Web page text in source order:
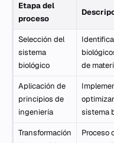
Etapa del
proceso
Selección del
sistema
biológico
de
Aplicación de
principios de
ingeniería
sistema
Transformación
Proceso